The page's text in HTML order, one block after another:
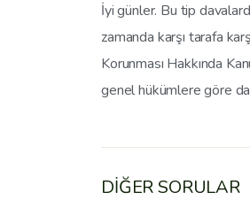
İyi günler. Bu tip
zamanda karşı tarafa
Korunması Hakkında
genel hükümlere göre
DİĞER SORULAR